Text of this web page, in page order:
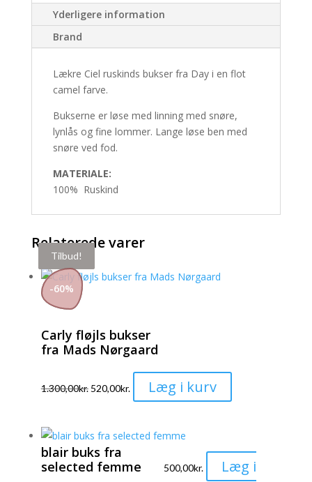
Yderligere information
Brand
Lækre Ciel ruskinds bukser fra Day i en flot
camel farve.
Bukserne er løse med linning med snøre,
lynlås og fine lommer. Lange løse ben med
snøre ved fod.
MATERIALE:
100% Ruskind
Relaterede varer
Tilbud!
-60%
Carly fløjls bukser
fra Mads Nørgaard
1.300,00kr. 520,00kr. Læg i kurv
vare
varianter.
Mulighederne
blair buks fra
selected femme
500,00kr.
Læg i
Tilbud!
Tilbud!